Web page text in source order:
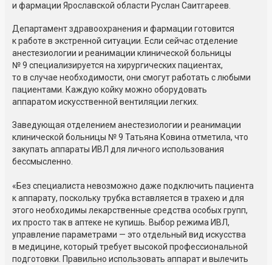
и фармации Ярославской области Руслан Саитгареев.
Департамент здравоохранения и фармации готовится
к работе в экстренной ситуации. Если сейчас отделение
анестезиологии и реанимации клинической больницы
№ 9 специализируется на хирургических пациентах,
то в случае необходимости, они смогут работать с любыми
пациентами. Каждую койку можно оборудовать
аппаратом искусственной вентиляции легких.
Заведующая отделением анестезиологии и реанимации
клинической больницы № 9 Татьяна Ковина отметила, что
закупать аппараты ИВЛ для личного использования
бессмысленно.
«Без специалиста невозможно даже подключить пациента
к аппарату, поскольку трубка вставляется в трахею и для
этого необходимы лекарственные средства особых групп,
их просто так в аптеке не купишь. Выбор режима ИВЛ,
управление параметрами — это отдельный вид искусства
в медицине, который требует высокой профессиональной
подготовки. Правильно использовать аппарат и вылечить